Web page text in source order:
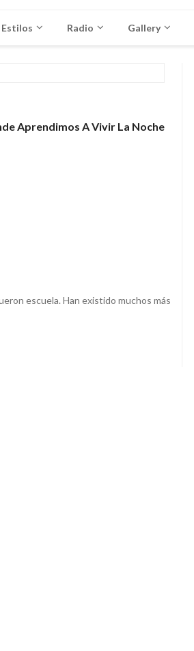
Estilos Radio Gallery
Aprendimos A Vivir La Noche
escuela. Han existido muchos más